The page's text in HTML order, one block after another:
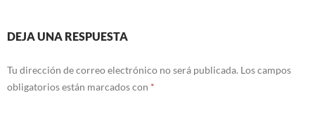
DEJA UNA RESPUESTA
Tu dirección de correo electrónico no será publicada. Los campos
obligatorios están marcados con *